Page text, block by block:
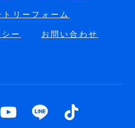
トリーフォーム
ー お問い合わせ